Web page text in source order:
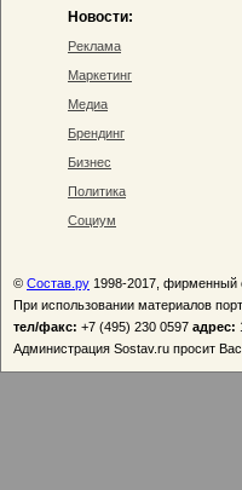
Новости:
Реклама
Маркетинг
Медиа
Брендинг
Бизнес
Политика
Социум
© Состав.ру 1998-2017, фирменный
При использовании материалов
тел/факс: +7 (495) 230 0597 адрес:
Администрация Sostav.ru просит